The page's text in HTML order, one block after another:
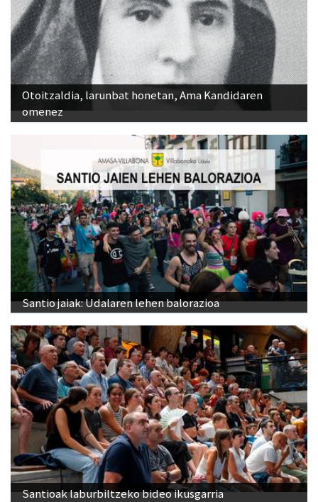
Otoitzaldia, larunbat honetan, Ama Kandidaren
omenez
Santio jaiak: Udalaren lehen balorazioa
Santioak laburbiltzeko bideo ikusgarria